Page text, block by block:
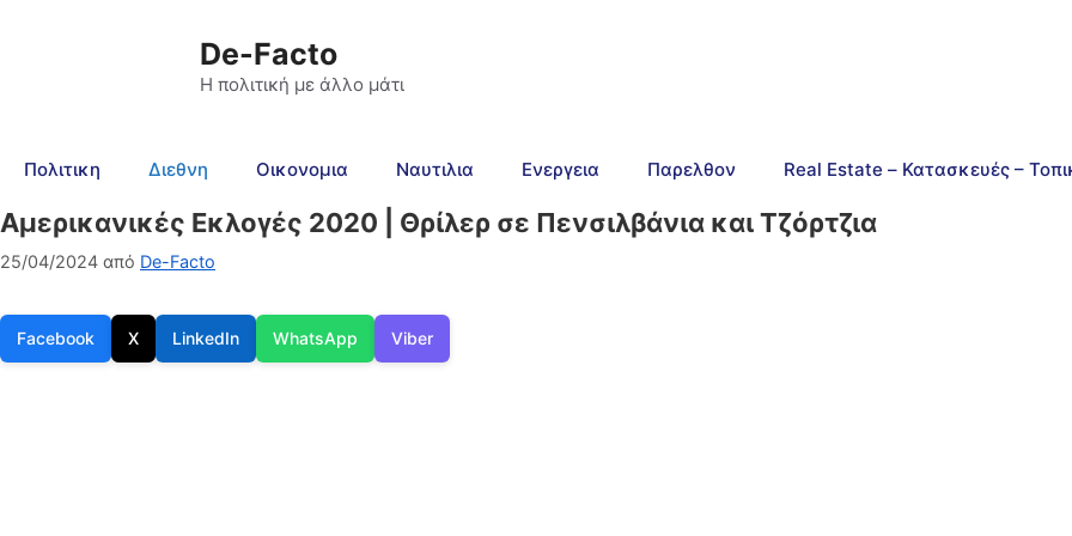
De-Facto
Η πολιτική με άλλο μάτι
Πολιτικη Διεθνη Οικονομια Ναυτιλια Ενεργεια Παρελθον Real Estate – Κατασκευές –
Αμερικανικές Εκλογές 2020 | Θρίλερ σε Πενσιλβάνια και Τζόρτζια
25/04/2024 από De-Facto
Facebook X LinkedIn WhatsApp Viber